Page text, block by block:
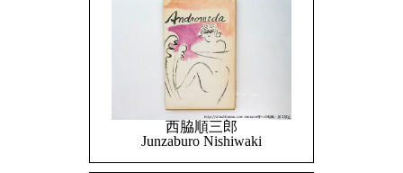
西脇順三郎
Junzaburo Nishiwaki